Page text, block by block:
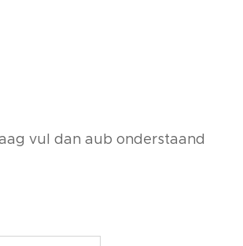
vul dan aub onderstaand